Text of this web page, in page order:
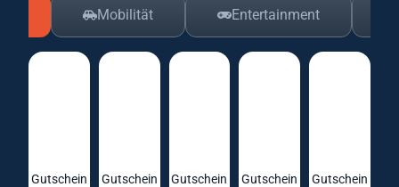
Mobilität Entertainment
Gutschein Gutschein Gutschein Gutschein Gutschein